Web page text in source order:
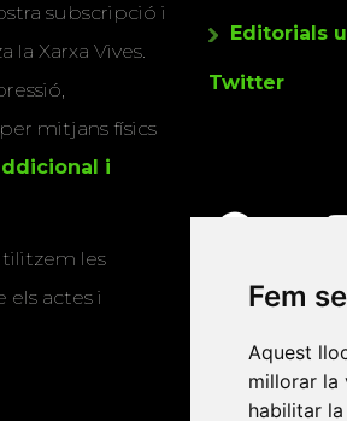
Fem
Aquest
millorar la
habilitar
subscripció i
Xarxa Vives.
mitjans físics
i
les
els actes i
Editorials
Twitter